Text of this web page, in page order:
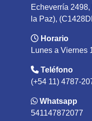
Echeverría
la Paz),
Horario
Lunes a Viernes
Teléfono
(+54 11) 4787-
Whatsapp
541147872077